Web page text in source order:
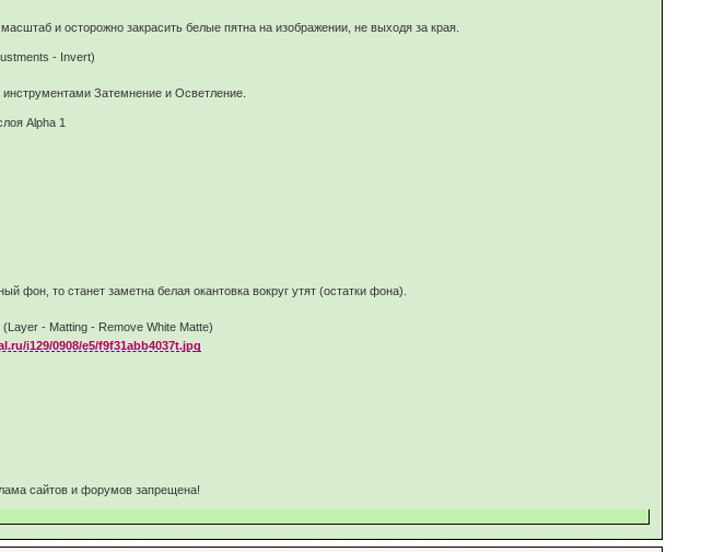
и осторожно закрасить белые пятна на изображении, не выходя за края.
- Invert)
Затемнение и Осветление.
Alpha 1
фон, то станет заметна белая окантовка вокруг утят (остатки фона).
- Matting - Remove White Matte)
сайтов и форумов запрещена!